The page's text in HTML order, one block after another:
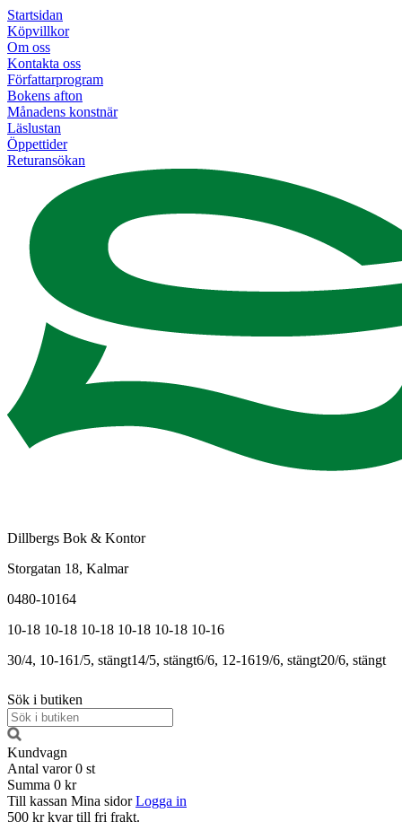
Startsidan
Köpvillkor
Om oss
Kontakta oss
Författarprogram
Bokens afton
Månadens konstnär
Läslustan
Öppettider
Returansökan
Dillbergs Bok & Kontor
Storgatan 18, Kalmar
0480-10164
10-18 10-18 10-18 10-18 10-18 10-16
30/4, 10-161/5, stängt14/5, stängt6/6, 12-1619/6, stängt20/6, stängt
Sök i butiken
Kundvagn
Antal varor 0 st
Summa 0 kr
Till kassan Mina sidor Logga in
500 kr kvar till fri frakt.